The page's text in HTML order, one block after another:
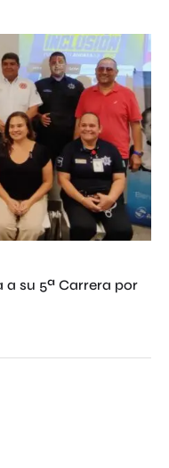
a su 5ª Carrera por